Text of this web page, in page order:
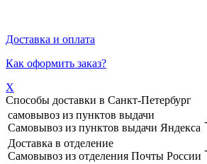
Доставка и оплата
Как оформить заказ?
X
Способы доставки в Санкт-Петербург
самовывоз из пунктов выдачи
Самовывоз из пунктов выдачи Яндекса
-
Доставка в отделение
Самовывоз из отделения Почты России
-